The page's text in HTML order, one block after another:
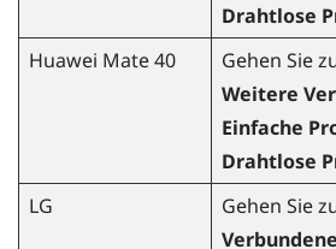
Drahtlose
Huawei Mate 40 Gehen Sie
Weitere
Einfache
Drahtlose
LG
Gehen Sie